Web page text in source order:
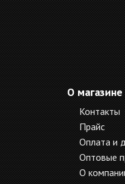
О магазине
Контакты
Прайс
Оплата и
Оптовые
О